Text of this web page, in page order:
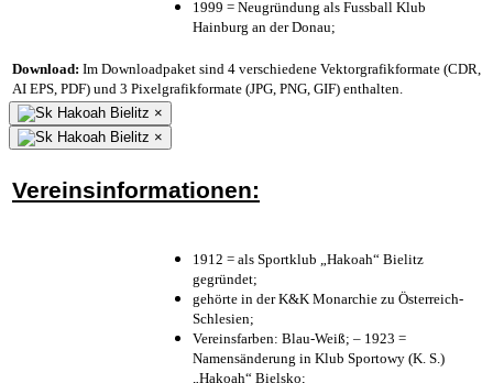
1999 = Neugründung als Fussball Klub
Hainburg an der Donau;
Download: Im Downloadpaket sind 4 verschiedene Vektorgrafikformate (CDR,
AI EPS, PDF) und 3 Pixelgrafikformate (JPG, PNG, GIF) enthalten.
×
×
Vereinsinformationen:
1912 = als Sportklub „Hakoah“ Bielitz
gegründet;
gehörte in der K&K Monarchie zu Österreich-
Schlesien;
Vereinsfarben: Blau-Weiß; – 1923 =
Namensänderung in Klub Sportowy (K. S.)
„Hakoah“ Bielsko;